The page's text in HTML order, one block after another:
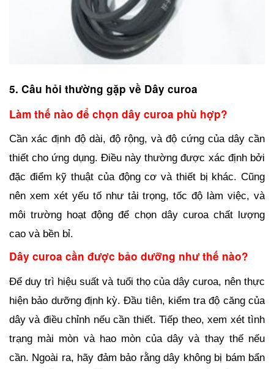
5. Câu hỏi thường gặp về Dây curoa
Làm thế nào để chọn dây curoa phù hợp?
Cần xác định độ dài, độ rộng, và độ cứng của dây cần
thiết cho ứng dụng. Điều này thường được xác định bởi
đặc điểm kỹ thuật của động cơ và thiết bị khác. Cũng
nên xem xét yếu tố như tải trọng, tốc độ làm việc, và
môi trường hoạt động để chọn dây curoa chất lượng
cao và bền bỉ.
Dây curoa cần được bảo dưỡng như thế nào?
Để duy trì hiệu suất và tuổi thọ của dây curoa, nên thực
hiện bảo dưỡng định kỳ. Đầu tiên, kiểm tra độ căng của
dây và điều chỉnh nếu cần thiết. Tiếp theo, xem xét tình
trạng mài mòn và hao mòn của dây và thay thế nếu
cần. Ngoài ra, hãy đảm bảo rằng dây không bị bám bẩn